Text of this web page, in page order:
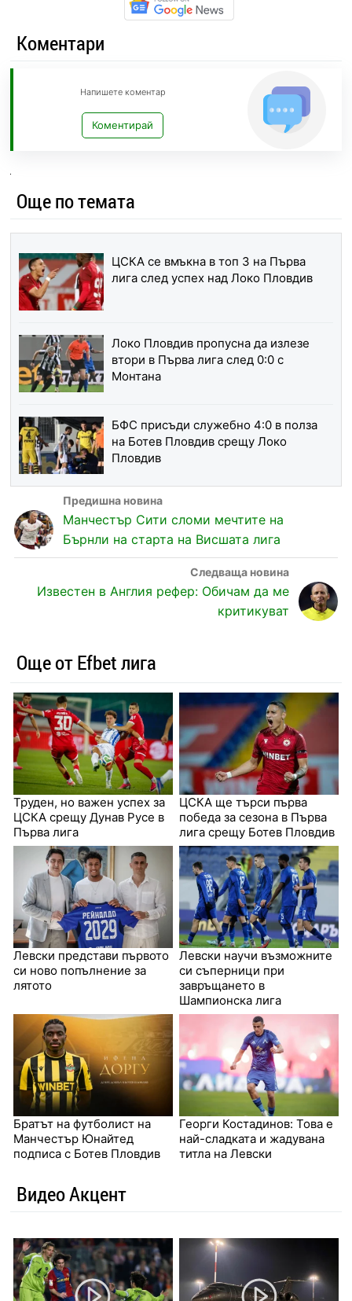
Коментари
Напишете коментар
Коментирай
Още по темата
ЦСКА се вмъкна в топ 3 на Първа
лига след успех над Локо Пловдив
Локо Пловдив пропусна да излезе
втори в Първа лига след 0:0 с
Монтана
БФС присъди служебно 4:0 в полза
на Ботев Пловдив срещу Локо
Пловдив
Манчестър Сити сломи мечтите на
Бърнли на старта на Висшата лига
Известен в Англия рефер: Обичам да ме
критикуват
Още от Efbet лига
Труден, но важен успех за
ЦСКА срещу Дунав Русе в
Първа лига
ЦСКА ще търси първа
победа за сезона в Първа
лига срещу Ботев Пловдив
Левски представи първото
си ново попълнение за
лятото
Левски научи възможните
си съперници при
завръщането в
Шампионска лига
Братът на футболист на
Манчестър Юнайтед
подписа с Ботев Пловдив
Георги Костадинов: Това е
най-сладката и жадувана
титла на Левски
Видео Акцент